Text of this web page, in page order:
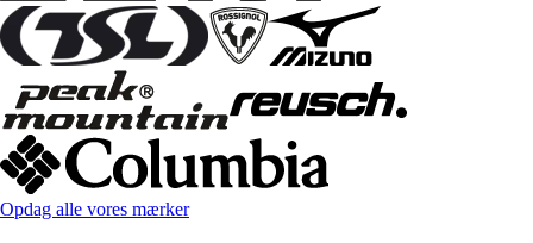
Opdag alle vores mærker